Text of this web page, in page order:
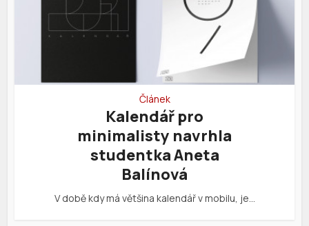
Článek
Kalendář pro
minimalisty navrhla
studentka Aneta
Balínová
V době kdy má většina kalendář v mobilu, je…